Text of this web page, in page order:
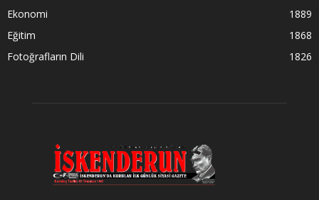
Ekonomi
1889
Eğitim
1868
Fotoğrafların Dili
1826